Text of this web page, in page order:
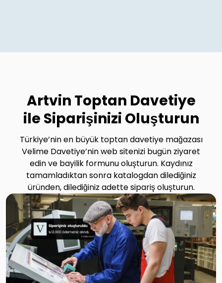
Artvin Toptan Davetiye
ile Siparişinizi Oluşturun
Türkiye’nin en büyük toptan davetiye mağazası
Velime Davetiye’nin web sitenizi bugün ziyaret
edin ve bayilik formunu oluşturun. Kaydınız
tamamladıktan sonra katalogdan dilediğiniz
üründen, dilediğiniz adette sipariş oluşturun.